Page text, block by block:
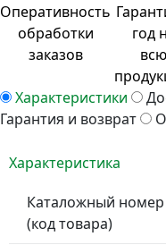
Оперативность
обработки
заказов
год
всю
Характеристики
Гарантия и возврат
Характеристика
Каталожный номер
(код товара)